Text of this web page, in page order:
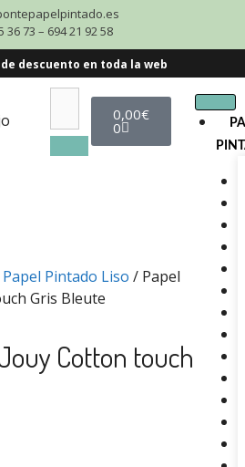
36 73 – 694 21 92 58
descuento en toda la web
0,00€
0
Papel Pintado Liso / Papel
Gris Bleute
Cotton touch